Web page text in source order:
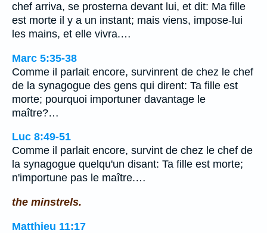
chef arriva, se prosterna devant lui, et dit: Ma fille
est morte il y a un instant; mais viens, impose-lui
les mains, et elle vivra.…
Marc 5:35-38
Comme il parlait encore, survinrent de chez le chef
de la synagogue des gens qui dirent: Ta fille est
morte; pourquoi importuner davantage le
maître?…
Luc 8:49-51
Comme il parlait encore, survint de chez le chef de
la synagogue quelqu'un disant: Ta fille est morte;
n'importune pas le maître.…
the minstrels.
Matthieu 11:17